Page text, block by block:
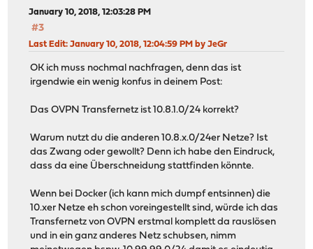
January 10, 2018, 12:03:28 PM
#3
Last Edit: January 10, 2018, 12:04:59 PM by JeGr
OK ich muss nochmal nachfragen, denn das ist
irgendwie ein wenig konfus in deinem Post:
Das OVPN Transfernetz ist 10.8.1.0/24 korrekt?
Warum nutzt du die anderen 10.8.x.0/24er Netze? Ist
das Zwang oder gewollt? Denn ich habe den Eindruck,
dass da eine Überschneidung stattfinden könnte.
Wenn bei Docker (ich kann mich dumpf entsinnen) die
10.xer Netze eh schon voreingestellt sind, würde ich das
Transfernetz von OVPN erstmal komplett da rauslösen
und in ein ganz anderes Netz schubsen, nimm